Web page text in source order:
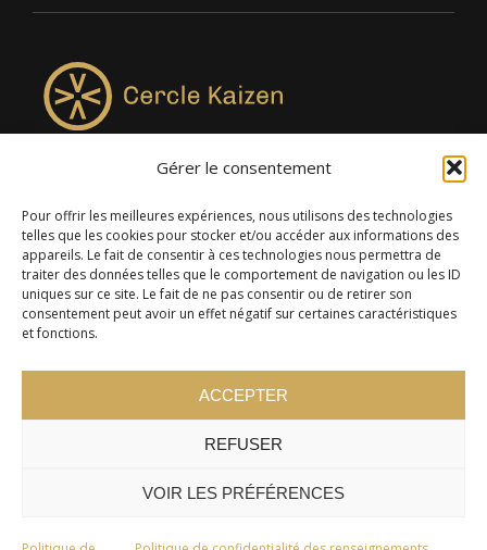
Gérer le consentement
Pour offrir les meilleures expériences, nous utilisons des technologies
telles que les cookies pour stocker et/ou accéder aux informations des
appareils. Le fait de consentir à ces technologies nous permettra de
traiter des données telles que le comportement de navigation ou les ID
uniques sur ce site. Le fait de ne pas consentir ou de retirer son
consentement peut avoir un effet négatif sur certaines caractéristiques
et fonctions.
ACCEPTER
REFUSER
VOIR LES PRÉFÉRENCES
4957, rue Lionel-Groulx, bureau 819, Saint-Augustin-de-
Desmaures QC G3A 0M7
© 2024 Cercle Kaizen. Tous droits réservés -